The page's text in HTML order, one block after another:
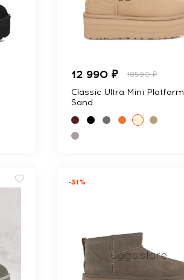
12 990 ₽ 18590 ₽
Classic Ultra Mini Platform
Sand
-31%